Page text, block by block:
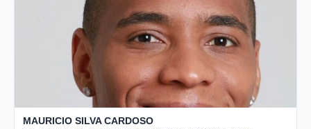
MAURICIO SILVA CARDOSO